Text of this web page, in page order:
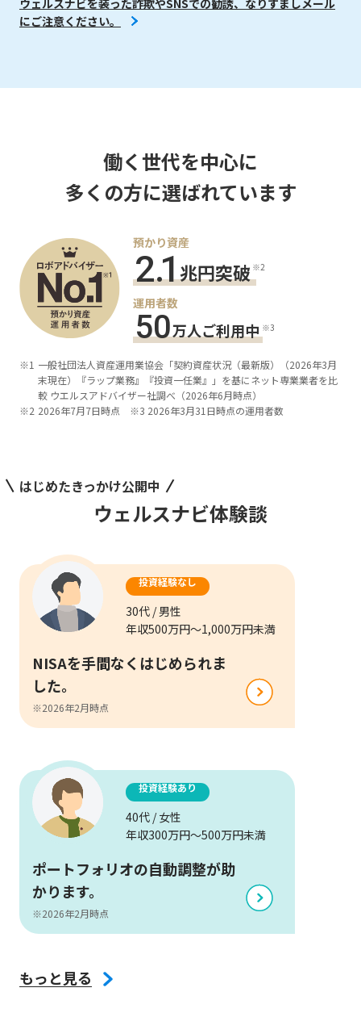
にご注意ください。
働く世代を中心に
多くの方に選ばれています
預かり資産
2.1兆円突破 ※2
運用者数
50万人ご利用中 ※3
一般社団法人資産運用業協会「契約資産状況（最新版）（2026年3月
末現在）『ラップ業務』『投資一任業』」を基にネット専業業者を比
較 ウエルスアドバイザー社調べ（2026年6月時点）
2026年7月7日時点 ※3 2026年3月31日時点の運用者数
はじめたきっかけ公開中
ウェルスナビ体験談
投資経験なし
30代 / 男性
年収500万円～1,000万円未満
NISAを手間なくはじめられま
した。
※2026年2月時点
投資経験あり
40代 / 女性
年収300万円～500万円未満
ポートフォリオの自動調整が助
かります。
※2026年2月時点
もっと見る